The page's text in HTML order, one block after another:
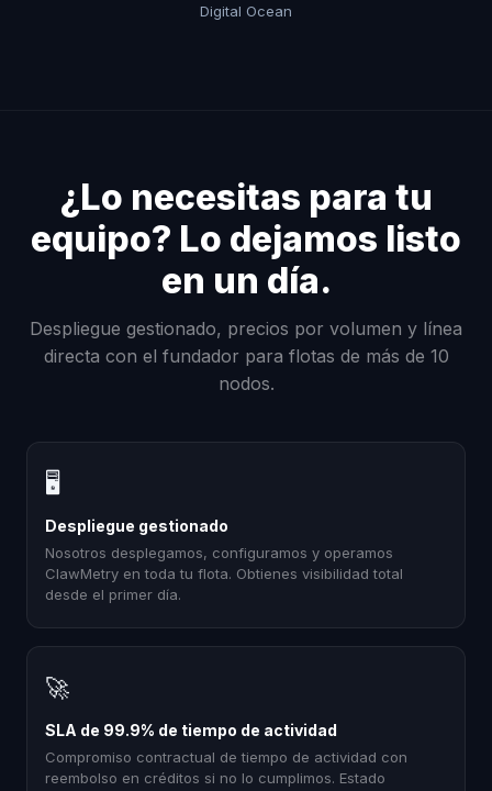
Digital Ocean
¿Lo necesitas para tu
equipo? Lo dejamos listo
en un día.
Despliegue gestionado, precios por volumen y línea
directa con el fundador para flotas de más de 10
nodos.
🖥
Despliegue gestionado
Nosotros desplegamos, configuramos y operamos
ClawMetry en toda tu flota. Obtienes visibilidad total
desde el primer día.
🚀
SLA de 99.9% de tiempo de actividad
Compromiso contractual de tiempo de actividad con
reembolso en créditos si no lo cumplimos. Estado